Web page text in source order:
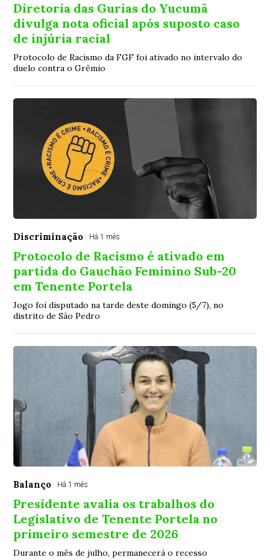
Diretoria das Gurias do Yucumã
divulga nota oficial após suposto caso
de injúria racial
Protocolo de Racismo da FGF foi ativado no intervalo do
duelo contra o Grêmio
Discriminação Há 1 mês
Protocolo de Racismo é ativado em
partida do Gauchão Feminino Sub-20
em Tenente Portela
Jogo foi disputado na tarde deste domingo (5/7), no
distrito de São Pedro
Balanço Há 1 mês
Presidente avalia os trabalhos do
Legislativo de Tenente Portela no
primeiro semestre de 2026
Durante o mês de julho, permanecerá o recesso